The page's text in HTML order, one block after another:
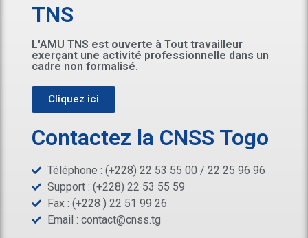
TNS
L'AMU TNS est ouverte à Tout travailleur
exerçant une activité professionnelle dans un
cadre non formalisé.
Cliquez ici
Contactez la CNSS Togo
Téléphone : (+228) 22 53 55 00 / 22 25 96 96
Support : (+228) 22 53 55 59
Fax : (+228 ) 22 51 99 26
Email : contact@cnss.tg